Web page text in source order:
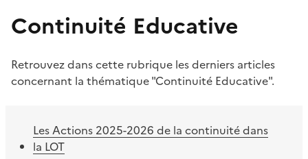
Continuité Educative
Retrouvez dans cette rubrique les derniers articles
concernant la thématique "Continuité Educative".
Les Actions 2025-2026 de la continuité dans
la LOT